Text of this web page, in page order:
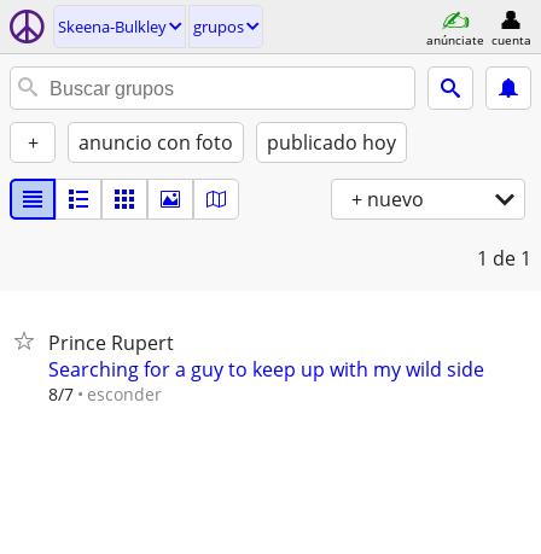
Skeena-Bulkley grupos
anúnciate cuenta
+ anuncio con foto publicado hoy
+ nuevo
1 de 1
Prince Rupert
Searching for a guy to keep up with my wild side
8/7 esconder